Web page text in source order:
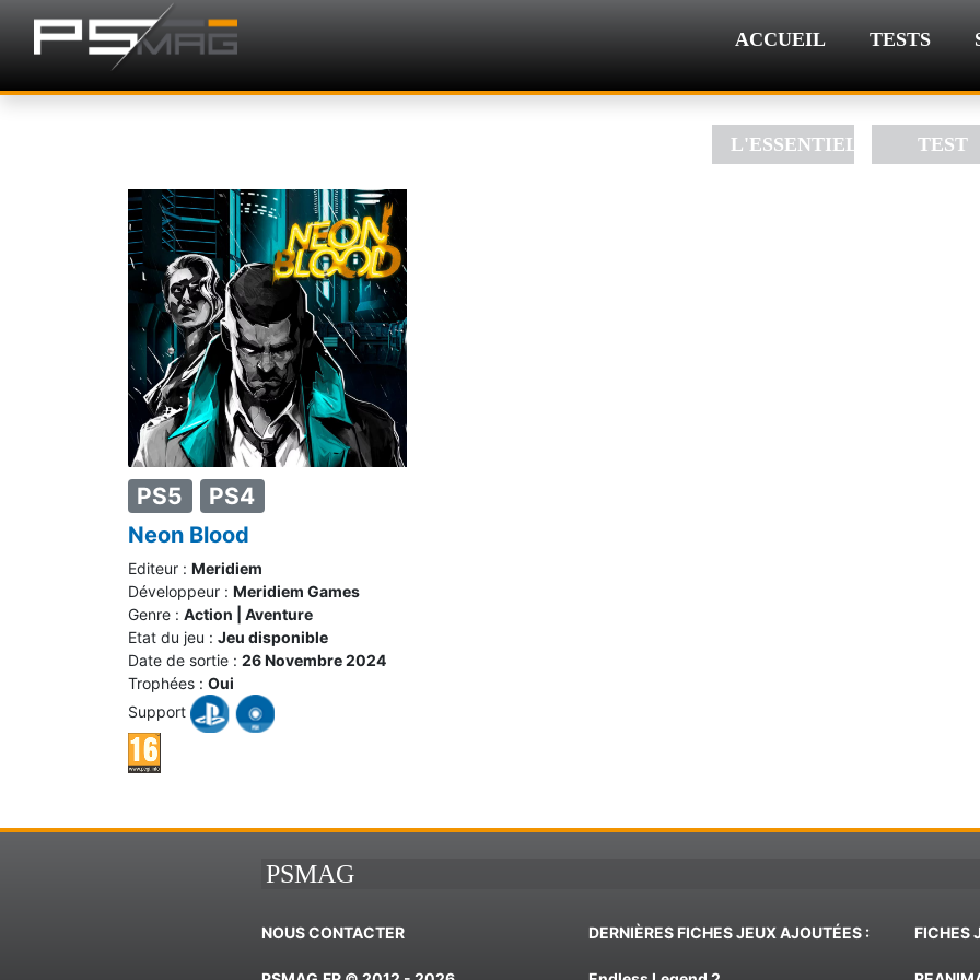
ACCUEIL TESTS
L'ESSENTIEL TEST
PS5 PS4
Neon Blood
Editeur : Meridiem
Développeur : Meridiem Games
Genre : Action | Aventure
Etat du jeu : Jeu disponible
Date de sortie : 26 Novembre 2024
Trophées : Oui
Support
PSMAG
NOUS CONTACTER DERNIÈRES FICHES JEUX AJOUTÉES : FICHES